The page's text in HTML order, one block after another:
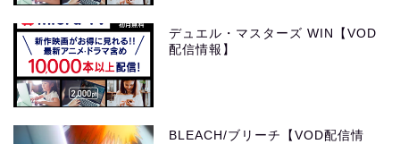
デュエル・マスターズ WIN【VOD
配信情報】
BLEACH/ブリーチ【VOD配信情